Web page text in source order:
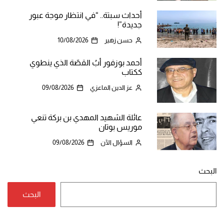
أحداث سبتة.. “في انتظار موجة عبور
جديدة”!
حسن زهير 10/08/2026
أحمد بوزفور أبُ القصّة الذي ينطوي
ككتاب
عز الدين الماعزي 09/08/2026
عائلة الشهيد المهدي بن بركة تنعي
موريس بوتان
السؤال الآن 09/08/2026
البحث
البحث